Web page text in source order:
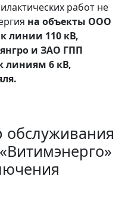
работ не
на объекты ООО
линии 110 кВ,
и ЗАО ГПП
линиям 6 кВ,
обслуживания